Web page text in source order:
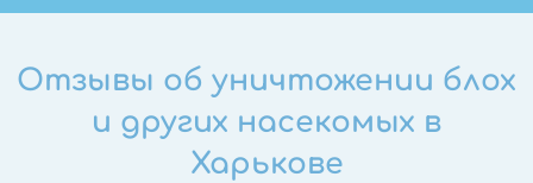
Отзывы об уничтожении блох
и других насекомых в
Харькове